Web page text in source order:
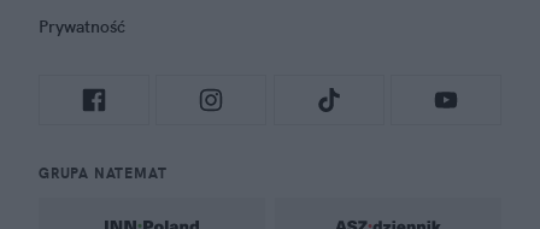
Prywatność
GRUPA NATEMAT